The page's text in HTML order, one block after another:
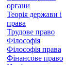
органи
Теорія держави і
права
Трудове право
Філософія
Філософія права
Фінансове право